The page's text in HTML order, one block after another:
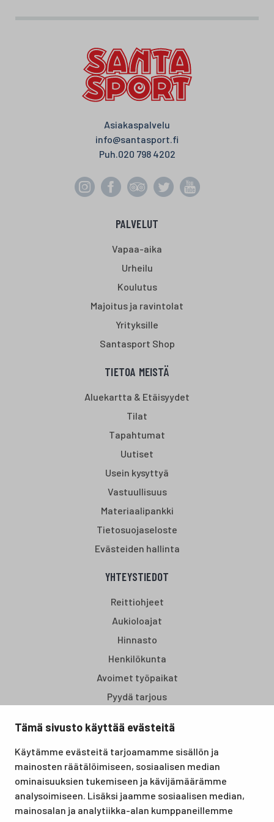
Tämä sivusto käyttää evästeitä
Käytämme evästeitä tarjoamamme sisällön ja
mainosten räätälöimiseen, sosiaalisen median
ominaisuuksien tukemiseen ja kävijämäärämme
analysoimiseen. Lisäksi jaamme sosiaalisen median,
mainosalan ja analytiikka-alan kumppaneillemme
Asiakaspalvelu
info@santasport.fi
Puh.020 798 4202
PALVELUT
Vapaa-aika
Urheilu
Koulutus
Majoitus ja ravintolat
Yrityksille
Santasport Shop
TIETOA MEISTÄ
Aluekartta & Etäisyydet
Tilat
Tapahtumat
Uutiset
Usein kysyttyä
Vastuullisuus
Materiaalipankki
Tietosuojaseloste
Evästeiden hallinta
YHTEYSTIEDOT
Reittiohjeet
Aukioloajat
Hinnasto
Henkilökunta
Avoimet työpaikat
Pyydä tarjous
koulutus- ja vapaa-ajan keskus, joka tarjoaa puitteet niin
lomille, harrastuksille kuin kansainvälisen tason
urheilutapahtumillekin. Santasport on myös virallinen
olympiavalmennuskeskus lumi- ja jääurheilulajeissa sekä
taitovalmennuksessa.